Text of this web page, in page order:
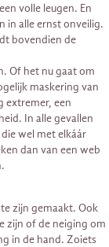
volle leugen. En
in alle ernst onveilig.
bovendien de
Of het nu gaat om
maskering van
extremer, een
In alle gevallen
wel met elkáár
dan van een web
zijn gemaakt. Ook
zijn of de neiging om
in de hand. Zoiets